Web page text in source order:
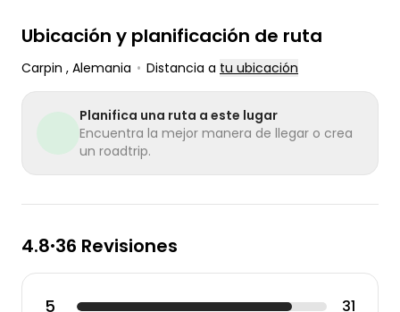
Ubicación y planificación de ruta
Carpin , Alemania • Distancia a tu ubicación
Planifica una ruta a este lugar
Encuentra la mejor manera de llegar o crea
un roadtrip.
4.8•36 Revisiones
5 31